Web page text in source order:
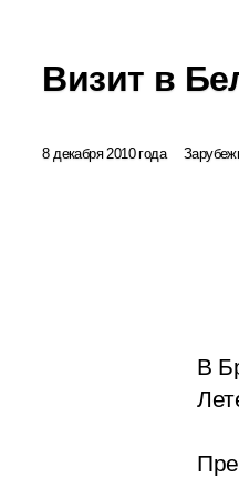
Визит в
8 декабря 2010 года
В